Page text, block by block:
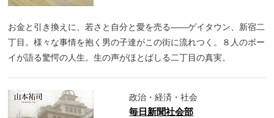
お金と引き換えに、若さと自分と愛を売る――ゲイタウン、新宿二
丁目。様々な事情を抱く男の子達がこの街に流れつく。８人のボー
イが語る驚愕の人生。生の声がほとばしる二丁目の真実。
政治・経済・社会
毎日新聞社会部